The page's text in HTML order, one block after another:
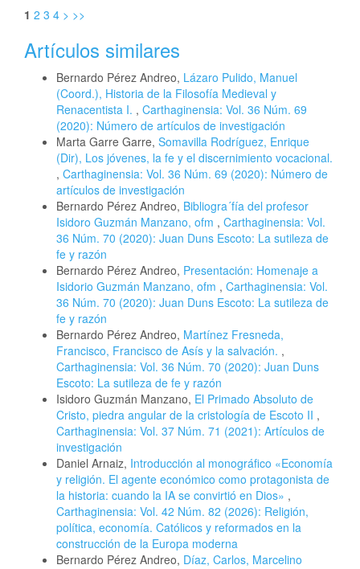
1 2 3 4 > >>
Artículos similares
Bernardo Pérez Andreo, Lázaro Pulido, Manuel
(Coord.), Historia de la Filosofía Medieval y
Renacentista I. , Carthaginensia: Vol. 36 Núm. 69
(2020): Número de artículos de investigación
Marta Garre Garre, Somavilla Rodríguez, Enrique
(Dir), Los jóvenes, la fe y el discernimiento vocacional.
, Carthaginensia: Vol. 36 Núm. 69 (2020): Número de
artículos de investigación
Bernardo Pérez Andreo, Bibliogra´fía del profesor
Isidoro Guzmán Manzano, ofm , Carthaginensia: Vol.
36 Núm. 70 (2020): Juan Duns Escoto: La sutileza de
fe y razón
Bernardo Pérez Andreo, Presentación: Homenaje a
Isidorio Guzmán Manzano, ofm , Carthaginensia: Vol.
36 Núm. 70 (2020): Juan Duns Escoto: La sutileza de
fe y razón
Bernardo Pérez Andreo, Martínez Fresneda,
Francisco, Francisco de Asís y la salvación. ,
Carthaginensia: Vol. 36 Núm. 70 (2020): Juan Duns
Escoto: La sutileza de fe y razón
Isidoro Guzmán Manzano, El Primado Absoluto de
Cristo, piedra angular de la cristología de Escoto II ,
Carthaginensia: Vol. 37 Núm. 71 (2021): Artículos de
investigación
Daniel Arnaiz, Introducción al monográfico «Economía
y religión. El agente económico como protagonista de
la historia: cuando la IA se convirtió en Dios» ,
Carthaginensia: Vol. 42 Núm. 82 (2026): Religión,
política, economía. Católicos y reformados en la
construcción de la Europa moderna
Bernardo Pérez Andreo, Díaz, Carlos, Marcelino